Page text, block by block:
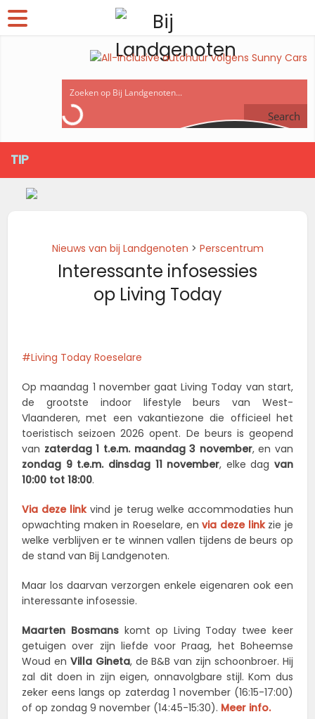
Search
TIP
Nieuws van bij Landgenoten > Perscentrum
Interessante infosessies
op Living Today
Living Today Roeselare
Op maandag 1 november gaat Living Today van start,
de grootste indoor lifestyle beurs van West-
Vlaanderen, met een vakantiezone die officieel het
toeristisch seizoen 2026 opent. De beurs is geopend
van zaterdag 1 t.e.m. maandag 3 november, en van
zondag 9 t.e.m. dinsdag 11 november, elke dag van
10:00 tot 18:00.
Via deze linkvind je terug welke accommodaties hun
opwachting maken in Roeselare, envia deze linkzie je
welke verblijven er te winnen vallen tijdens de beurs op
de stand van Bij Landgenoten.
Maar los daarvan verzorgen enkele eigenaren ook een
interessante infosessie.
Maarten Bosmanskomt op Living Today twee keer
getuigen over zijn liefde voor Praag, het Boheemse
Woud en Villa Gineta, de B&B van zijn schoonbroer. Hij
zal dit doen in zijn eigen, onnavolgbare stijl. Kom dus
zeker eens langs op zaterdag 1 november (16:15-17:00)
of op zondag 9 november (14:45-15:30). Meer info.